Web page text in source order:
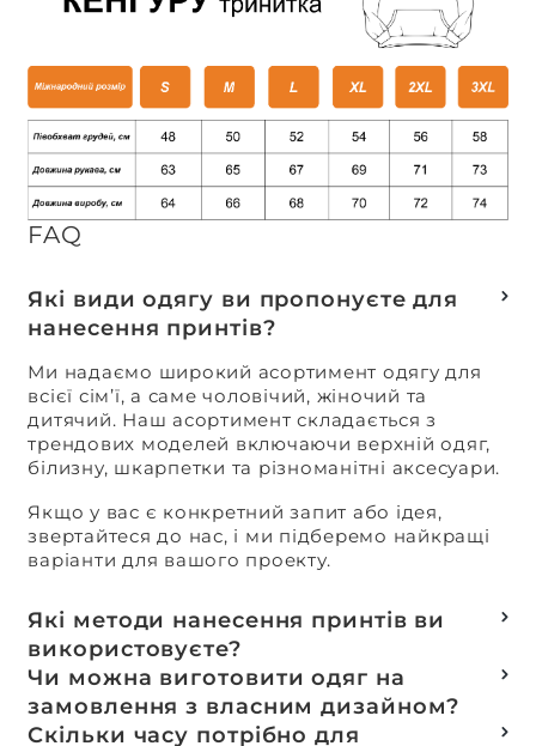
FAQ
Які види одягу ви пропонуєте для
нанесення принтів?
Ми надаємо широкий асортимент одягу для
всієї сім’ї, а саме чоловічий, жіночий та
дитячий. Наш асортимент складається з
трендових моделей включаючи верхній одяг,
білизну, шкарпетки та різноманітні аксесуари.
Якщо у вас є конкретний запит або ідея,
звертайтеся до нас, і ми підберемо найкращі
варіанти для вашого проекту.
Які методи нанесення принтів ви
використовуєте?
Термотранферний
Шовкотрафаретний
DTF – друк
Чи можна виготовити одяг на
замовлення з власним дизайном?
Так, ми спеціалізуємося на розробці колекцій
Скільки часу потрібно для